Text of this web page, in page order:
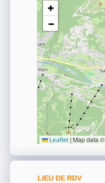
+
−
Leaflet |Map data ©
LIEU DE RDV